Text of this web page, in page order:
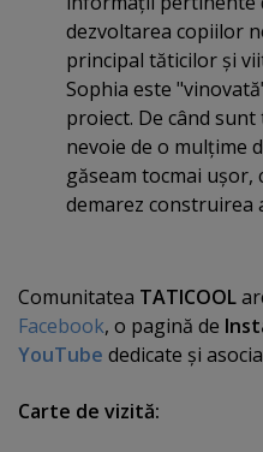
dezvoltarea copiilor
principal tăticilor şi
Sophia este
proiect. De când
nevoie de o mulţime
găseam tocmai uşor,
demarez construirea
Comunitatea TATICOOL
Facebook, o pagină de
YouTube dedicate şi
Carte de vizită: